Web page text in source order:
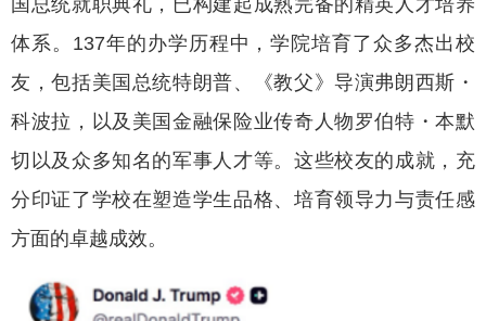
体系。137年的办学历程中，学院培育了众多杰出校
友，包括美国总统特朗普、《教父》导演弗朗西斯・
科波拉，以及美国金融保险业传奇人物罗伯特・本默
切以及众多知名的军事人才等。这些校友的成就，充
分印证了学校在塑造学生品格、培育领导力与责任感
方面的卓越成效。